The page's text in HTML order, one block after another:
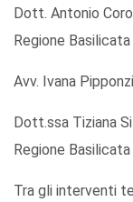
Dott. Antonio
Regione Basilicata
Avv. Ivana
Dott.ssa Tiziana
Regione Basilicata
Tra gli interventi